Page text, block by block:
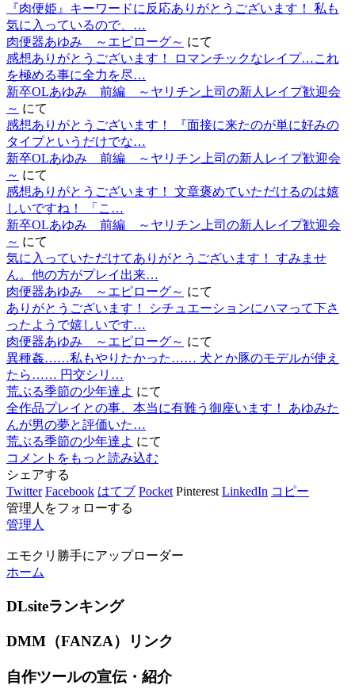
『肉便姫』キーワードに反応ありがとうございます！ 私も
気に入っているので、…
肉便器あゆみ ～エピローグ～ にて
感想ありがとうございます！ ロマンチックなレイプ…これ
を極める事に全力を尽…
新卒OLあゆみ 前編 ～ヤリチン上司の新人レイプ歓迎会
～ にて
感想ありがとうございます！ 『面接に来たのが単に好みの
タイプというだけでな…
新卒OLあゆみ 前編 ～ヤリチン上司の新人レイプ歓迎会
～ にて
感想ありがとうございます！ 文章褒めていただけるのは嬉
しいですね！ 「こ…
新卒OLあゆみ 前編 ～ヤリチン上司の新人レイプ歓迎会
～ にて
気に入っていただけてありがとうございます！ すみませ
ん。他の方がプレイ出来…
肉便器あゆみ ～エピローグ～ にて
ありがとうございます！ シチュエーションにハマって下さ
ったようで嬉しいです…
肉便器あゆみ ～エピローグ～ にて
異種姦……私もやりたかった…… 犬とか豚のモデルが使え
たら…… 円交シリ…
荒ぶる季節の少年達よ にて
全作品プレイとの事、本当に有難う御座います！ あゆみた
んが男の夢と評価いた…
荒ぶる季節の少年達よ にて
コメントをもっと読み込む
シェアする
Twitter Facebook はてブ Pocket Pinterest LinkedIn コピー
管理人をフォローする
管理人
エモクリ勝手にアップローダー
ホーム
DLsiteランキング
DMM（FANZA）リンク
自作ツールの宣伝・紹介